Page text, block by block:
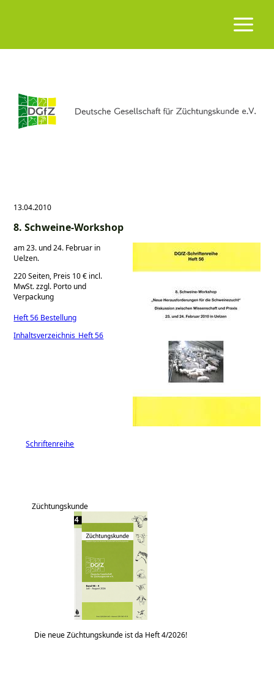
13.04.2010
8. Schweine-Workshop
am 23. und 24. Februar in
Uelzen.
220 Seiten, Preis 10 € incl.
MwSt. zzgl. Porto und
Verpackung
Heft 56 Bestellung
Inhaltsverzeichnis_Heft 56
Schriftenreihe
Züchtungskunde
Die neue Züchtungskunde ist da Heft 4/2026!